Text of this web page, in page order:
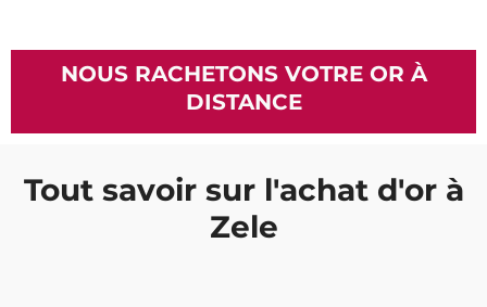
NOUS RACHETONS VOTRE OR À
DISTANCE
Tout savoir sur l'achat d'or à
Zele